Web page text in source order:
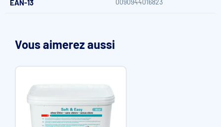
EAN-13 0090944016823
Vous aimerez aussi